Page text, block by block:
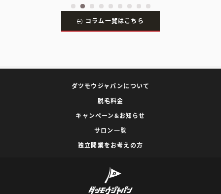
コラム一覧はこちら
ダツモウジャパンについて
脱毛料金
キャンペーン&お知らせ
サロン一覧
独立開業をお考えの方